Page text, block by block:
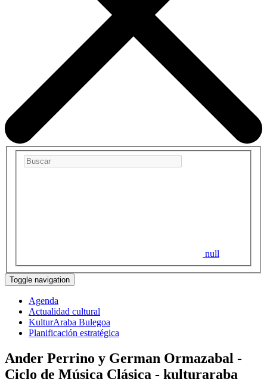
null
Toggle navigation
Agenda
Actualidad cultural
KulturAraba Bulegoa
Planificación estratégica
Ander Perrino y German Ormazabal -
Ciclo de Música Clásica - kulturaraba